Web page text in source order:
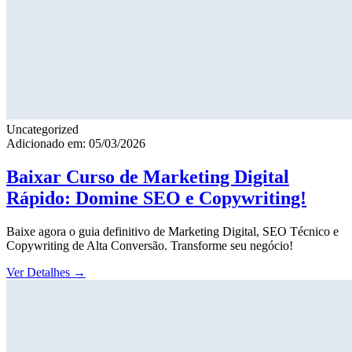
Uncategorized
Adicionado em: 05/03/2026
Baixar Curso de Marketing Digital
Rápido: Domine SEO e Copywriting!
Baixe agora o guia definitivo de Marketing Digital, SEO Técnico e
Copywriting de Alta Conversão. Transforme seu negócio!
Ver Detalhes →